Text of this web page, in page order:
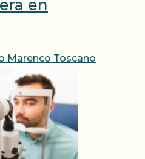
en
Marenco Toscano